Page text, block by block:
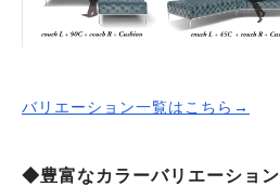
バリエーション一覧はこちら→
◆豊富なカラーバリエーション